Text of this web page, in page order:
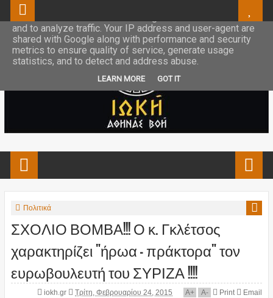
Πολιτικά
ΣΧΟΛΙΟ ΒΟΜΒΑ!!! Ο κ. Γκλέτσος
χαρακτηρίζει "ήρωα - πράκτορα" τον
ευρωβουλευτή του ΣΥΡΙΖΑ !!!!
iokh.gr Τρίτη, Φεβρουαρίου 24, 2015 A+ A- Print Email
This site uses cookies from Google to deliver its services
and to analyze traffic. Your IP address and user-agent are
shared with Google along with performance and security
metrics to ensure quality of service, generate usage
statistics, and to detect and address abuse.
LEARN MORE GOT IT